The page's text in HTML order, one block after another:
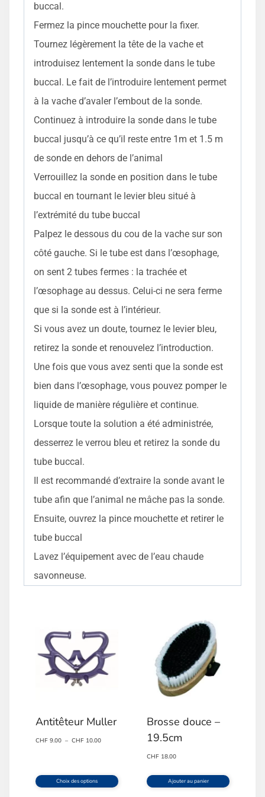
buccal.
Fermez la pince mouchette pour la fixer.
Tournez légèrement la tête de la vache et
introduisez lentement la sonde dans le tube
buccal. Le fait de l’introduire lentement permet
à la vache d’avaler l’embout de la sonde.
Continuez à introduire la sonde dans le tube
buccal jusqu’à ce qu’il reste entre 1m et 1.5 m
de sonde en dehors de l’animal
Verrouillez la sonde en position dans le tube
buccal en tournant le levier bleu situé à
l’extrémité du tube buccal
Palpez le dessous du cou de la vache sur son
côté gauche. Si le tube est dans l’œsophage,
on sent 2 tubes fermes : la trachée et
l’œsophage au dessus. Celui-ci ne sera ferme
que si la sonde est à l’intérieur.
Si vous avez un doute, tournez le levier bleu,
retirez la sonde et renouvelez l’introduction.
Une fois que vous avez senti que la sonde est
bien dans l’œsophage, vous pouvez pomper le
liquide de manière régulière et continue.
Lorsque toute la solution a été administrée,
desserrez le verrou bleu et retirez la sonde du
tube buccal.
Il est recommandé d’extraire la sonde avant le
tube afin que l’animal ne mâche pas la sonde.
Ensuite, ouvrez la pince mouchette et retirer le
tube buccal
Lavez l’équipement avec de l’eau chaude
savonneuse.
Antitêteur Muller
CHF 9.00 – CHF 10.00Plage
CHF 9.00
à
Choix des options
Brosse douce –
19.5cm
CHF 18.00
Ajouter au panier